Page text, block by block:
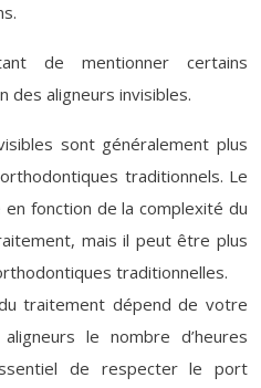
de mentionner certains
des aligneurs invisibles.
sont généralement plus
traditionnels. Le
fonction de la complexité du
mais il peut être plus
traditionnelles.
traitement dépend de votre
le nombre d’heures
de respecter le port